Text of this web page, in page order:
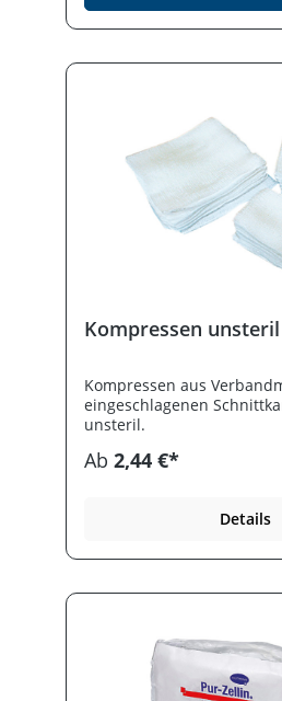
maximale Hygiene im
Deutscher
sind die durchdachte
reibungslose
wo zuverlässige Hygiene
Kompressen unsteril
Kompressen aus
eingeschlagenen
unsteril.
Ab 2,44 €*
Details